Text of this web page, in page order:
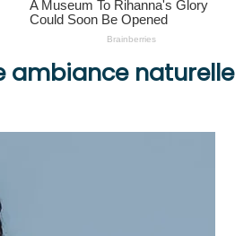
ambiance naturelle